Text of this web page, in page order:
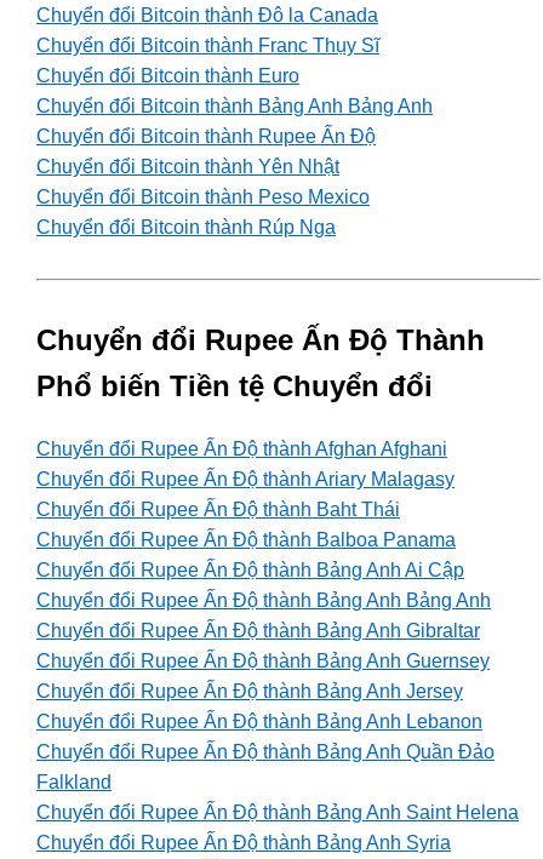
Chuyển đổi Bitcoin thành Đô la Canada
Chuyển đổi Bitcoin thành Franc Thụy Sĩ
Chuyển đổi Bitcoin thành Euro
Chuyển đổi Bitcoin thành Bảng Anh Bảng Anh
Chuyển đổi Bitcoin thành Rupee Ấn Độ
Chuyển đổi Bitcoin thành Yên Nhật
Chuyển đổi Bitcoin thành Peso Mexico
Chuyển đổi Bitcoin thành Rúp Nga
Chuyển đổi Rupee Ấn Độ Thành
Phổ biến Tiền tệ Chuyển đổi
Chuyển đổi Rupee Ấn Độ thành Afghan Afghani
Chuyển đổi Rupee Ấn Độ thành Ariary Malagasy
Chuyển đổi Rupee Ấn Độ thành Baht Thái
Chuyển đổi Rupee Ấn Độ thành Balboa Panama
Chuyển đổi Rupee Ấn Độ thành Bảng Anh Ai Cập
Chuyển đổi Rupee Ấn Độ thành Bảng Anh Bảng Anh
Chuyển đổi Rupee Ấn Độ thành Bảng Anh Gibraltar
Chuyển đổi Rupee Ấn Độ thành Bảng Anh Guernsey
Chuyển đổi Rupee Ấn Độ thành Bảng Anh Jersey
Chuyển đổi Rupee Ấn Độ thành Bảng Anh Lebanon
Chuyển đổi Rupee Ấn Độ thành Bảng Anh Quần Đảo
Falkland
Chuyển đổi Rupee Ấn Độ thành Bảng Anh Saint Helena
Chuyển đổi Rupee Ấn Độ thành Bảng Anh Syria